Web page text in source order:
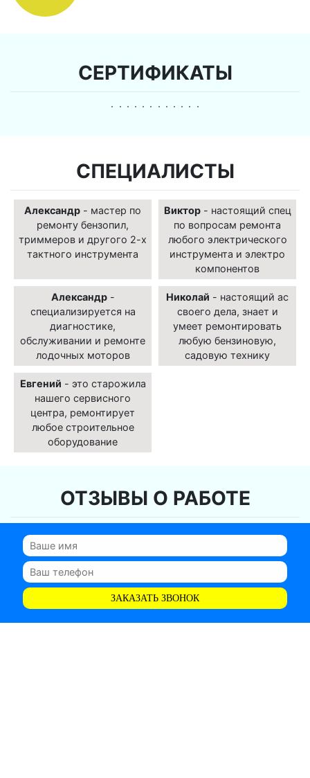
СЕРТИФИКАТЫ
СПЕЦИАЛИСТЫ
Александр - мастер по
ремонту бензопил,
триммеров и другого 2-х
тактного инструмента
Виктор- настоящий спец
по вопросам ремонта
любого электрического
инструмента и электро
компонентов
Александр-
специализируется на
диагностике,
обслуживании и ремонте
лодочных моторов
Николай - настоящий ас
своего дела, знает и
умеет ремонтировать
любую бензиновую,
садовую технику
Евгений - это старожила
нашего сервисного
центра, ремонтирует
любое строительное
оборудование
ОТЗЫВЫ О РАБОТЕ
ЗАКАЗАТЬ ЗВОНОК